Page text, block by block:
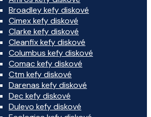
Broadley kefy diskové
Cimex kefy diskové
Clarke kefy diskové
Cleanfix kefy diskové
Columbus kefy diskové
Comac kefy diskové
Ctm kefy diskové
Darenas kefy diskové
Dec kefy diskové
Dulevo kefy diskové